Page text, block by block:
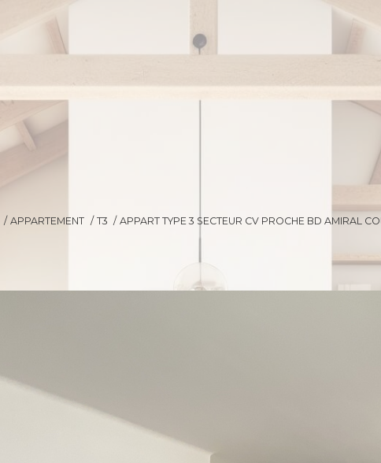
APPARTEMENT T3 APPART TYPE 3 SECTEUR CV PROCHE BD AMIRAL